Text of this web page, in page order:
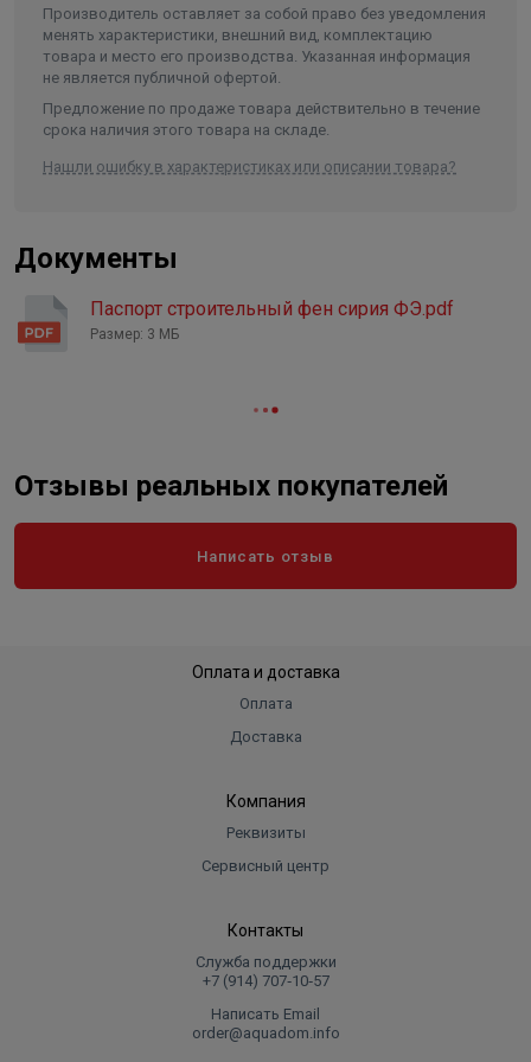
Фен весит всего 800 г. Его легко и безопасно
использовать. А закрытая рукоятка позволяет
обезопасить руку.
Устройство поставляется в кейсе, обеспечивая
удобство хранения и транспортировки.
Промышленный фен РЕСАНТА ФЭ-2000ЭК пригодится
применением припоев на основе олова и серебра;
сваривать изделия из ПВХ, акрилового пластика,
полистирола; быстро сушить краску, клей; удалять
герметики, лакокрасочные материалы, размораживать
Комплектация:
Строительный фен - 1 шт;
Скребок с треугольным лезвием - 1 шт;
Производитель оставляет за собой право без уведомления
менять характеристики, внешний вид, комплектацию
товара и место его производства. Указанная информация
не является публичной офертой.
Предложение по продаже товара действительно в течение
срока наличия этого товара на складе.
Нашли ошибку в характеристиках или описании товара?
Документы
Паспорт строительный фен сирия ФЭ.pdf
Размер: 3 МБ
Отзывы реальных покупателей
Написать отзыв
Оплата и доставка
Оплата
Доставка
Компания
Реквизиты
Сервисный центр
Контакты
Служба поддержки
+7 (914) 707‑10‑57
Написать Email
order@aquadom.info